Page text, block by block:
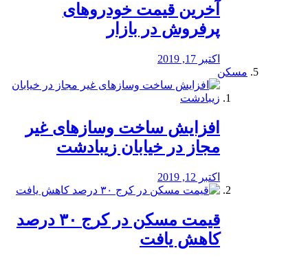
آخرین قیمت خودرو‌های
پرفروش در بازار
اکتبر 17, 2019
مسکن
افزایش ساخت وسازهای غیر
مجاز در خیابان زیبادشت
اکتبر 12, 2019
️قیمت مسکن در کرج ۳۰ درصد
کاهش یافت